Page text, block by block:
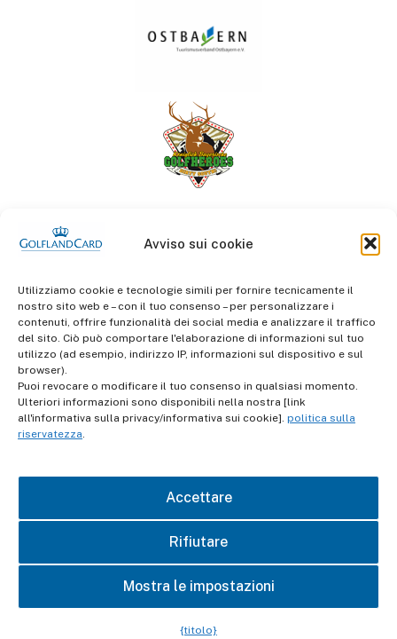
Avviso sui cookie
Utilizziamo cookie e tecnologie simili per fornire tecnicamente il
nostro sito web e – con il tuo consenso – per personalizzare i
contenuti, offrire funzionalità dei social media e analizzare il traffico
del sito. Ciò può comportare l'elaborazione di informazioni sul tuo
utilizzo (ad esempio, indirizzo IP, informazioni sul dispositivo e sul
browser).
Puoi revocare o modificare il tuo consenso in qualsiasi momento.
Ulteriori informazioni sono disponibili nella nostra [link
all'informativa sulla privacy/informativa sui cookie]. politica sulla
riservatezza.
Accettare
Rifiutare
Mostra le impostazioni
{titolo}
informazioni